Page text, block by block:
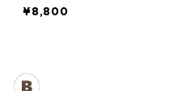
イル
¥8,800